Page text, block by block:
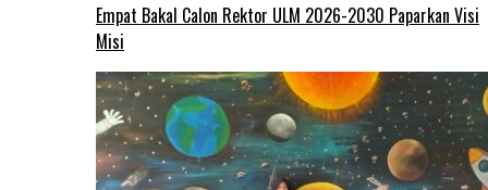
Empat Bakal Calon Rektor ULM 2026-2030 Paparkan Visi
Misi